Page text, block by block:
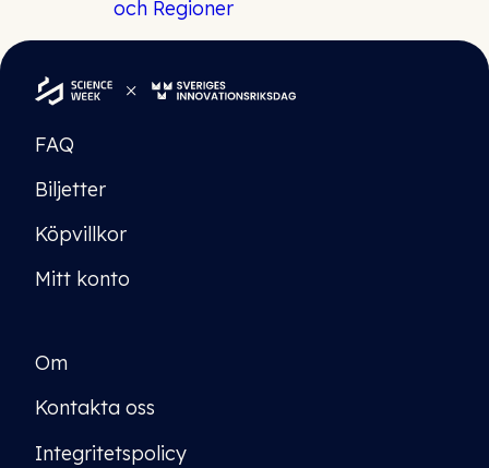
FAQ
Biljetter
Köpvillkor
Mitt konto
Om
Kontakta oss
Integritetspolicy